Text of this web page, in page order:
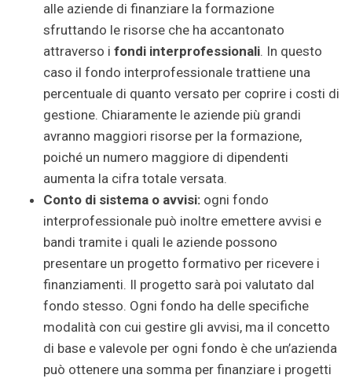
alle aziende di finanziare la formazione
sfruttando le risorse che ha accantonato
attraverso i fondi interprofessionali. In questo
caso il fondo interprofessionale trattiene una
percentuale di quanto versato per coprire i costi di
gestione. Chiaramente le aziende più grandi
avranno maggiori risorse per la formazione,
poiché un numero maggiore di dipendenti
aumenta la cifra totale versata.
Conto di sistema o avvisi: ogni fondo
interprofessionale può inoltre emettere avvisi e
bandi tramite i quali le aziende possono
presentare un progetto formativo per ricevere i
finanziamenti. Il progetto sarà poi valutato dal
fondo stesso. Ogni fondo ha delle specifiche
modalità con cui gestire gli avvisi, ma il concetto
di base e valevole per ogni fondo è che un’azienda
può ottenere una somma per finanziare i progetti